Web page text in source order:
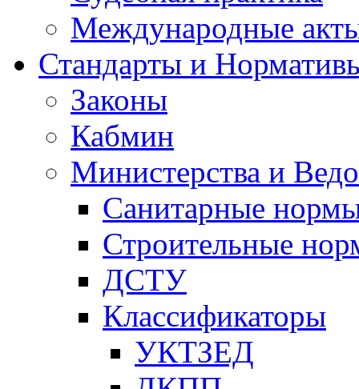
Международные
Стандарты и
Законы
Кабмин
Министерства и
Санитарные
Строительные
ДСТУ
Классификаторы
УКТЗЕД